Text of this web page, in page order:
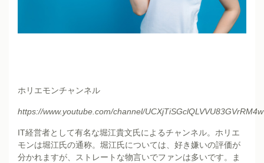
ホリエモンチャンネル
https://www.youtube.com/channel/UCXjTiSGclQLVVU83GVrRM4w
IT経営者として有名な堀江貴文氏によるチャンネル。ホリエ
モンは堀江氏の通称。堀江氏については、好き嫌いの評価が
分かれますが、ストレートな物言いでファンは多いです。ま